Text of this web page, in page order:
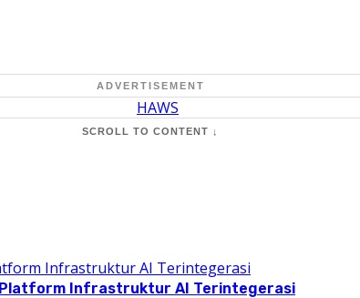
ADVERTISEMENT
SCROLL TO CONTENT ↓
Platform Infrastruktur AI Terintegerasi